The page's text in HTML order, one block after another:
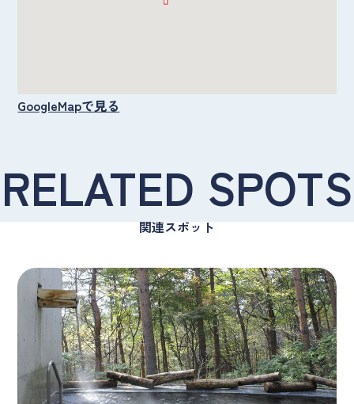
GoogleMapで見る
RELATED SPOTS
関連スポット